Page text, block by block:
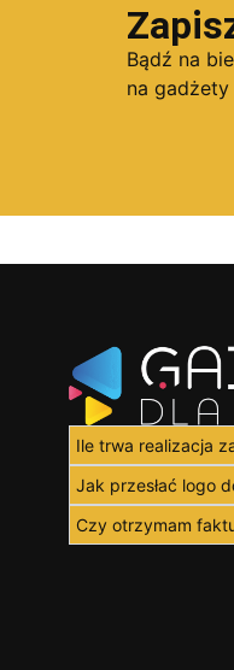
Bądź na
na
Ile trwa realizacja
Jak przesłać logo
Czy otrzymam